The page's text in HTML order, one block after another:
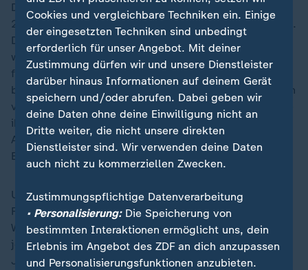
Die US-Regierung hatte Kiew vor wenigen Tagen einen
28-Punkte-Plan zur Beendigung des Krieges vorgelegt.
Dieser Plan kommt Russland in zentralen Forderungen
weit entgegen und überschreitet seit langem
formulierte rote Linien der Ukraine. Er sieht
beispielsweise vor, dass die Ukraine auch bislang noch
verteidigte Gebiete an Russland abtreten und dass sie
ihre militärischen Fähigkeiten einschränken soll.
Außerdem soll die Nato einen Verzicht auf jegliche
Erweiterung erklären.
US-Präsident Donald Trump setzte der Ukraine eine
Frist bis kommenden Donnerstag, den Plan im
Wesentlichen anzunehmen. Am Samstag zeigte er sich
jedoch verhandlungsbereit. Die Frage einer
Journalistin, ob der Plan sein letztes Angebot sei,
Cookies und vergleichbare Techniken ein. Einige
der eingesetzten Techniken sind unbedingt
erforderlich für unser Angebot. Mit deiner
Zustimmung dürfen wir und unsere Dienstleister
darüber hinaus Informationen auf deinem Gerät
speichern und/oder abrufen. Dabei geben wir
deine Daten ohne deine Einwilligung nicht an
Dritte weiter, die nicht unsere direkten
Dienstleister sind. Wir verwenden deine Daten
auch nicht zu kommerziellen Zwecken.
Zustimmungspflichtige Datenverarbeitung
• Personalisierung:Die Speicherung von
bestimmten Interaktionen ermöglicht uns, dein
Erlebnis im Angebot des ZDF an dich anzupassen
und Personalisierungsfunktionen anzubieten.